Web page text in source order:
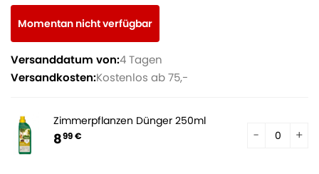
Momentan nicht verfügbar
Versanddatum von:4 Tagen
Versandkosten:Kostenlos ab 75,-
Zimmerpflanzen Dünger 250ml
899 €